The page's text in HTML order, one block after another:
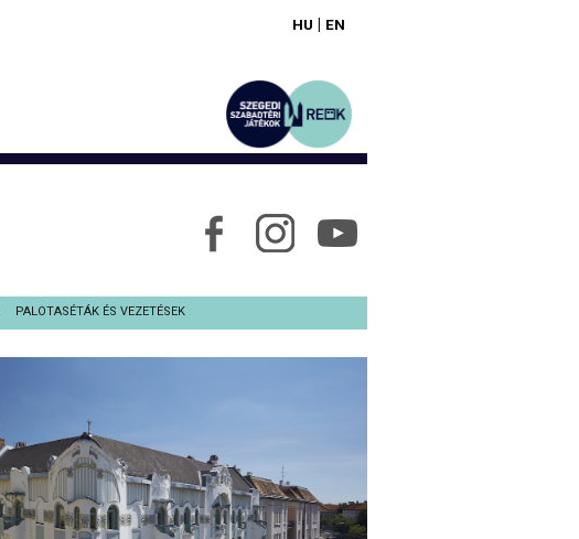
HU | EN
PALOTASÉTÁK ÉS VEZETÉSEK